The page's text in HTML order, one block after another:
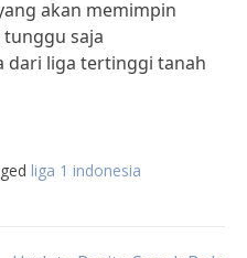
akan memimpin
tunggu saja
dari liga tertinggi tanah
liga 1 indonesia